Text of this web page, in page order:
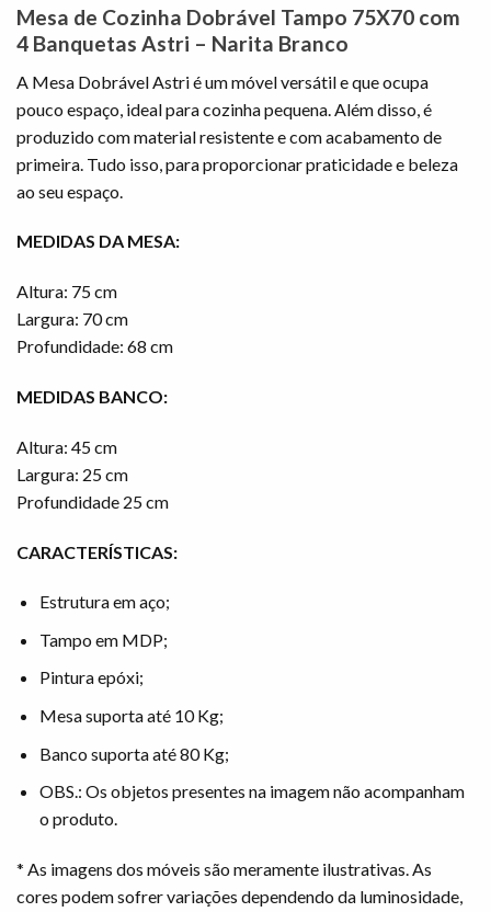
Mesa de Cozinha Dobrável Tampo 75X70 com
4 Banquetas Astri – Narita Branco
A Mesa Dobrável Astri é um móvel versátil e que ocupa
pouco espaço, ideal para cozinha pequena. Além disso, é
produzido com material resistente e com acabamento de
primeira. Tudo isso, para proporcionar praticidade e beleza
ao seu espaço.
MEDIDAS DA MESA:
Altura: 75 cm
Largura: 70 cm
Profundidade: 68 cm
MEDIDAS BANCO:
Altura: 45 cm
Largura: 25 cm
Profundidade 25 cm
CARACTERÍSTICAS:
Estrutura em aço;
Tampo em MDP;
Pintura epóxi;
Mesa suporta até 10 Kg;
Banco suporta até 80 Kg;
OBS.: Os objetos presentes na imagem não acompanham
o produto.
* As imagens dos móveis são meramente ilustrativas. As
cores podem sofrer variações dependendo da luminosidade,